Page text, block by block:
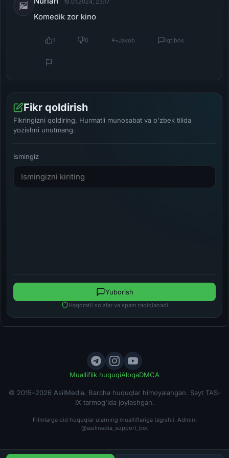
Komedik zor kino
1 0 Javob Iqtibos
Fikr qoldirish
Fikringizni qoldiring. Hurmatli munosabat va o'zbek tilida
yozishni unutmang.
Ismingiz
Haqoratli so'zlar va spam taqiqlanadi
Yuborish
Mualliflik huquqiAloqaDMCA
© 2015–2026 AsilMedia. Barcha huquqlar himoyalangan. Sayt TAS-
IX tarmog'ida joylashgan.
Filmlarga oid huquqlar ularning mualliflariga tegishli. Admin:
@asilmedia_support_bot